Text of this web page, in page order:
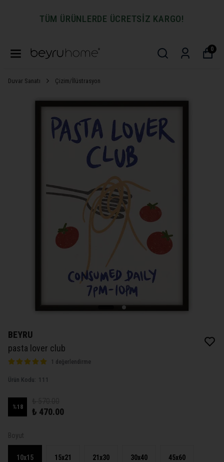
TÜM ÜRÜNLERDE ÜCRETSİZ KARGO!
0
Duvar Sanatı Çizim/İlüstrasyon
BEYRU
pasta lover club
1 değerlendirme
Ürün Kodu: 111
%18 ₺ 470.00
Boyut
10x15 15x21 21x30 30x40 45x60